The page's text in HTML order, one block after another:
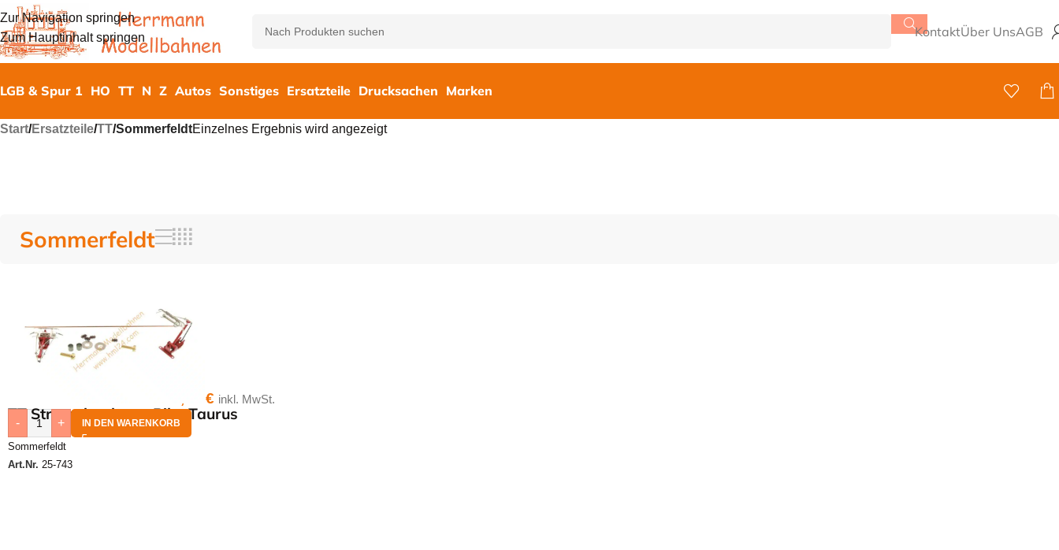
Zur Navigation springen
Zum Hauptinhalt springen
KontaktÜber UnsAGB
LGB & Spur 1 HO TT N Z Autos Sonstiges Ersatzteile Drucksachen Marken
Start/Ersatzteile/TT/SommerfeldtEinzelnes Ergebnis wird angezeigt
Sommerfeldt
TT Stromabnehmer Piko Taurus
Sommerfeldt
Art.Nr. 25-743
22,80€ inkl. MwSt.
-
+ IN DEN WARENKORB